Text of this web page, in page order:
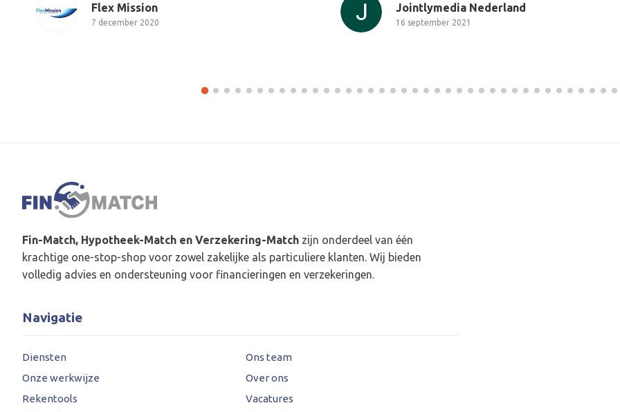
Mission Jointlymedia Nederland
16 september 2021
Fin-Match, Hypotheek-Match en Verzekering-Match zijn onderdeel van één
krachtige one-stop-shop voor zowel zakelijke als particuliere klanten. Wij bieden
volledig advies en ondersteuning voor financieringen en verzekeringen.
Navigatie
Diensten
Ons team
Onze werkwijze
Over ons
Rekentools
Vacatures